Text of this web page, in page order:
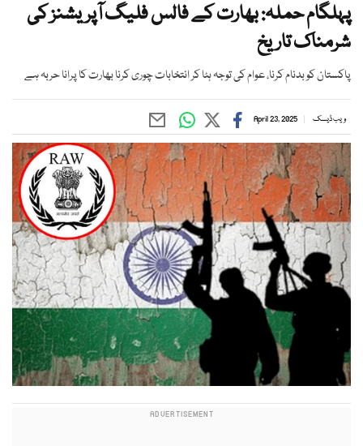
پہلگام حملہ: بھارت کے فالس فلیگ آپریشنز کی
شرمناک تاریخ
پاکستان کو بدنام کرنا، عوام کی توجہ ہٹا کر انتخابات چوری کرنا بھارت کا پرانا حربہ ہے
ویب ڈیسک April 23, 2025